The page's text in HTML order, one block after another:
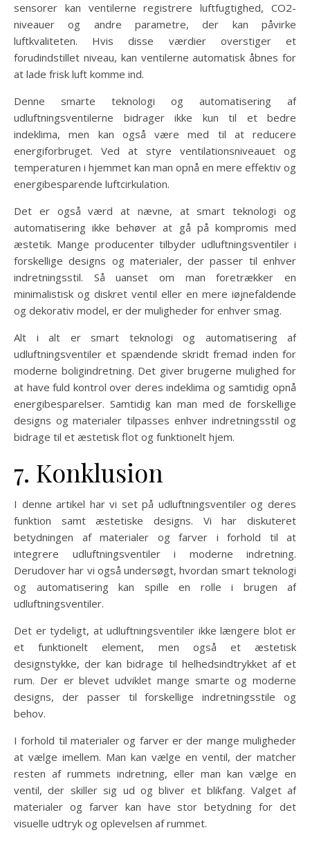
sensorer kan ventilerne registrere luftfugtighed, CO2-
niveauer og andre parametre, der kan påvirke
luftkvaliteten. Hvis disse værdier overstiger et
forudindstillet niveau, kan ventilerne automatisk åbnes for
at lade frisk luft komme ind.
Denne smarte teknologi og automatisering af
udluftningsventilerne bidrager ikke kun til et bedre
indeklima, men kan også være med til at reducere
energiforbruget. Ved at styre ventilationsniveauet og
temperaturen i hjemmet kan man opnå en mere effektiv og
energibesparende luftcirkulation.
Det er også værd at nævne, at smart teknologi og
automatisering ikke behøver at gå på kompromis med
æstetik. Mange producenter tilbyder udluftningsventiler i
forskellige designs og materialer, der passer til enhver
indretningsstil. Så uanset om man foretrækker en
minimalistisk og diskret ventil eller en mere iøjnefaldende
og dekorativ model, er der muligheder for enhver smag.
Alt i alt er smart teknologi og automatisering af
udluftningsventiler et spændende skridt fremad inden for
moderne boligindretning. Det giver brugerne mulighed for
at have fuld kontrol over deres indeklima og samtidig opnå
energibesparelser. Samtidig kan man med de forskellige
designs og materialer tilpasses enhver indretningsstil og
bidrage til et æstetisk flot og funktionelt hjem.
7. Konklusion
I denne artikel har vi set på udluftningsventiler og deres
funktion samt æstetiske designs. Vi har diskuteret
betydningen af materialer og farver i forhold til at
integrere udluftningsventiler i moderne indretning.
Derudover har vi også undersøgt, hvordan smart teknologi
og automatisering kan spille en rolle i brugen af
udluftningsventiler.
Det er tydeligt, at udluftningsventiler ikke længere blot er
et funktionelt element, men også et æstetisk
designstykke, der kan bidrage til helhedsindtrykket af et
rum. Der er blevet udviklet mange smarte og moderne
designs, der passer til forskellige indretningsstile og
behov.
I forhold til materialer og farver er der mange muligheder
at vælge imellem. Man kan vælge en ventil, der matcher
resten af rummets indretning, eller man kan vælge en
ventil, der skiller sig ud og bliver et blikfang. Valget af
materialer og farver kan have stor betydning for det
visuelle udtryk og oplevelsen af rummet.